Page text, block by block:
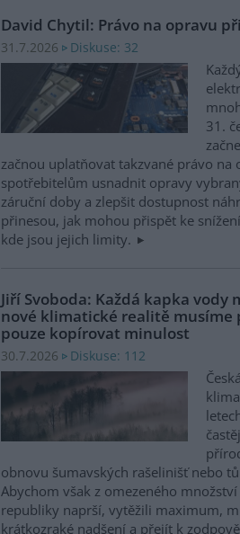
David Chytil: Právo na opravu
31.7.2026 Diskuse: 32
31.
začnou uplatňovat takzvané právo na
spotřebitelům usnadnit opravy
záruční doby a zlepšit dostupnost
přinesou, jak mohou přispět ke
kde jsou jejich limity.
Jiří Svoboda: Každá kapka vody
nové klimatické realitě musíme
pouze kopírovat minulost
30.7.2026 Diskuse: 112
obnovu šumavských rašelinišť nebo
Abychom však z omezeného
republiky naprší, vytěžili maximum,
krátkozraké nadšení a přejít k